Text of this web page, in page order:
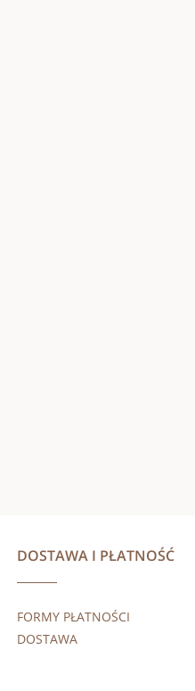
DOSTAWA I PŁATNOŚĆ
FORMY PŁATNOŚCI
DOSTAWA